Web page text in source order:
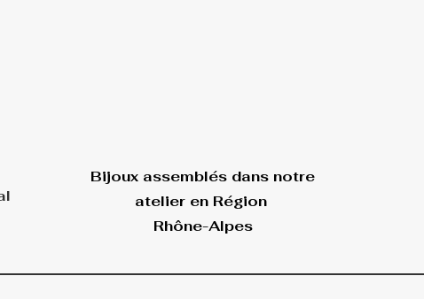
Bijoux assemblés dans notre
atelier en Région
Rhône-Alpes